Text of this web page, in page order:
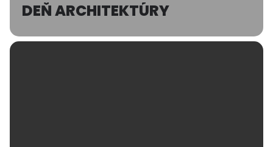
DEŇ ARCHITEKTÚRY